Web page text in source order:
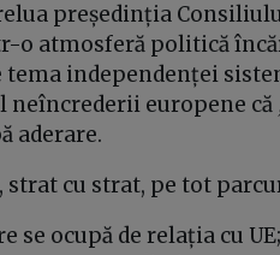
președinția
atmosferă politică
independenței
neîncrederii europene că
aderare.
cu strat, pe tot
ocupă de relația cu UE;